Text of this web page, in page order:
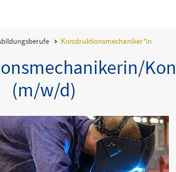
Konstruktionsmechaniker*in
(m/w/d)